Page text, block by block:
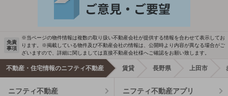
免責
事項
※当ページの物件情報は複数の取り扱い不動産会社が提供する情報を合わせて表示してお
ります。※掲載している物件及び不動産会社の情報は、公開時より内容が異なる場合がご
ざいますので、詳細に関しましては直接不動産会社様へご確認をお願い致します。
不動産・住宅情報のニフティ不動産 賃貸 長野県 上田市
ニフティ不動産 ニフティ不動産アプリ